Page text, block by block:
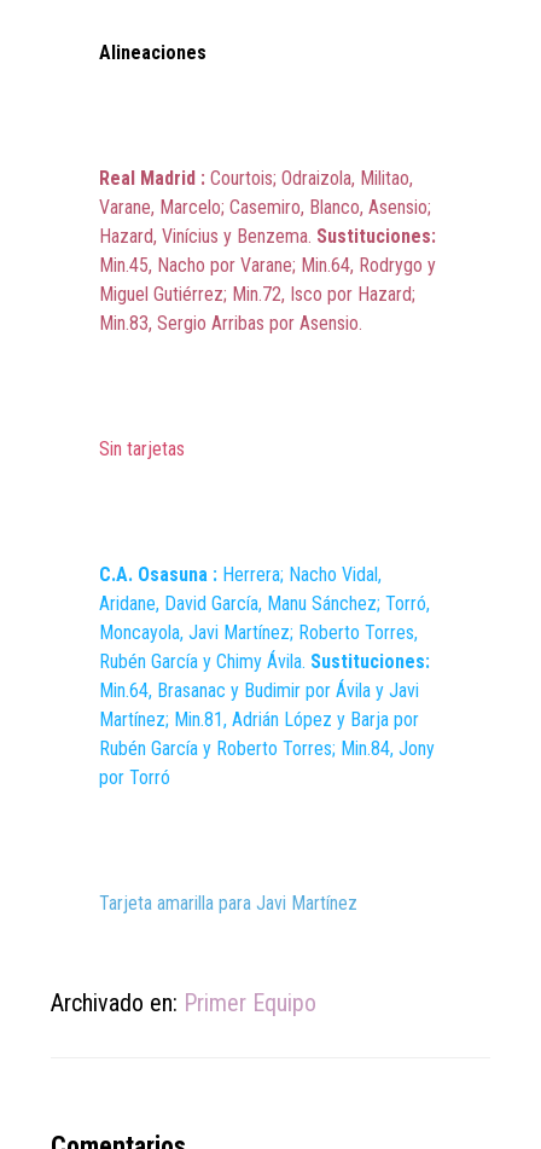
Alineaciones
Real Madrid :Courtois; Odraizola, Militao,
Varane, Marcelo; Casemiro, Blanco, Asensio;
Hazard, Vinícius y Benzema. Sustituciones:
Min.45, Nacho por Varane; Min.64, Rodrygo y
Miguel Gutiérrez; Min.72, Isco por Hazard;
Min.83, Sergio Arribas por Asensio.
Sin tarjetas
C.A. Osasuna : Herrera; Nacho Vidal,
Aridane, David García, Manu Sánchez; Torró,
Moncayola, Javi Martínez; Roberto Torres,
Rubén García y Chimy Ávila. Sustituciones:
Min.64, Brasanac y Budimir por Ávila y Javi
Martínez; Min.81, Adrián López y Barja por
Rubén García y Roberto Torres; Min.84, Jony
por Torró
Tarjeta amarilla para Javi Martínez
Archivado en: Primer Equipo